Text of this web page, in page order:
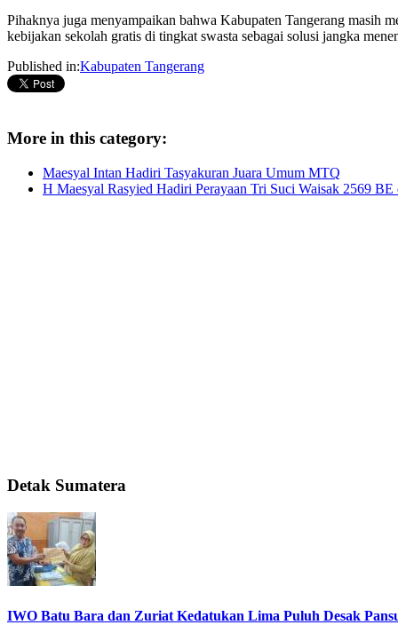
Pihaknya juga menyampaikan bahwa Kabupaten Tangerang masih
kebijakan sekolah gratis di tingkat swasta sebagai solusi jangka
Published in:Kabupaten Tangerang
More in this category:
Maesyal Intan Hadiri Tasyakuran Juara Umum MTQ
H Maesyal Rasyied Hadiri Perayaan Tri Suci Waisak 2569 BE
Detak Sumatera
IWO Batu Bara dan Zuriat Kedatukan Lima Puluh Desak